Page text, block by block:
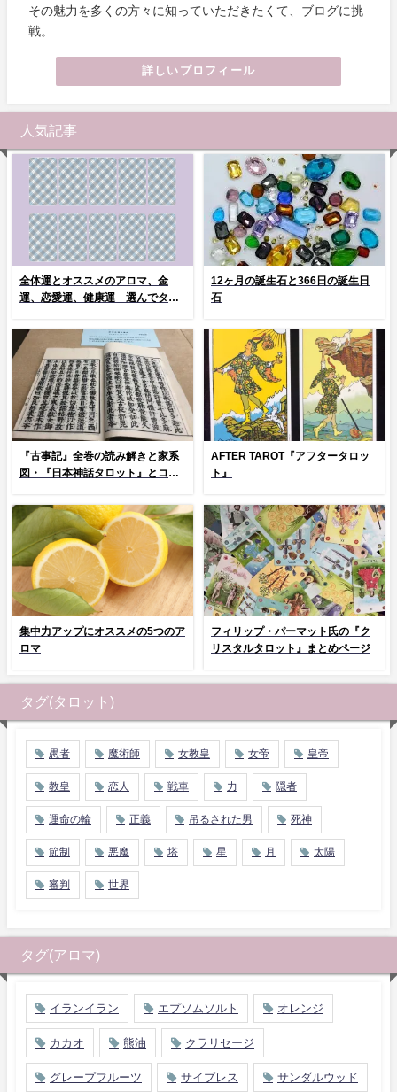
その魅力を多くの方々に知っていただきたくて、ブログに挑
戦。
詳しいプロフィール
人気記事
全体運とオススメのアロマ、金
運、恋愛運、健康運 選んでタッ
12ヶ月の誕生石と366日の誕生日
石
『古事記』全巻の読み解きと家系
図・『日本神話タロット』とコラ
AFTER TAROT『アフタータロッ
ト』
集中力アップにオススメの5つのア
ロマ
フィリップ・パーマット氏の『ク
リスタルタロット』まとめページ
タグ(タロット)
愚者 魔術師 女教皇 女帝 皇帝
教皇 恋人 戦車 力 隠者
運命の輪 正義 吊るされた男 死神
節制 悪魔 塔 星 月 太陽
審判 世界
タグ(アロマ)
イランイラン エプソムソルト オレンジ
カカオ 熊油 クラリセージ
グレープフルーツ サイプレス サンダルウッド